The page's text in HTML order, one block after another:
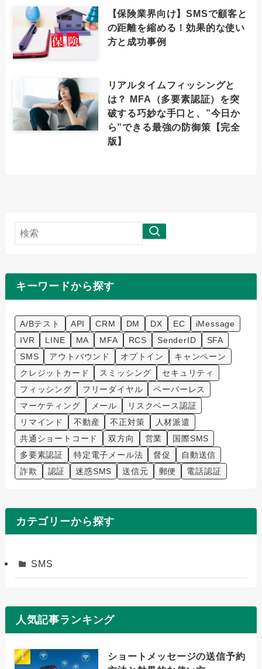
【保険業界向け】SMSで顧客と
の距離を縮める！効果的な使い
方と成功事例
リアルタイムフィッシングと
は？ MFA（多要素認証）を突
破する巧妙な手口と、”今日か
ら”できる最強の防御策【完全
版】
検
索
キーワードから探す
A/Bテスト API CRM DM DX EC
iMessage
IVR
LINE MA MFA RCS SenderID
SFA
SMS
アウトバウンド オプトイン
キャンペーン
クレジットカード
スミッシング
セキュリティ
フィッシング
フリーダイヤル
ペーパーレス
マーケティング
メール
リスクベース認証
リマインド
不動産 不正対策
人材派遣
共通ショートコード
双方向 営業
国際SMS
多要素認証
特定電子メール法 督促
自動送信
詐欺
認証 迷惑SMS 送信元 郵便 電話認証
カテゴリーから探す
SMS
人気記事ランキング
ショートメッセージの送信予約